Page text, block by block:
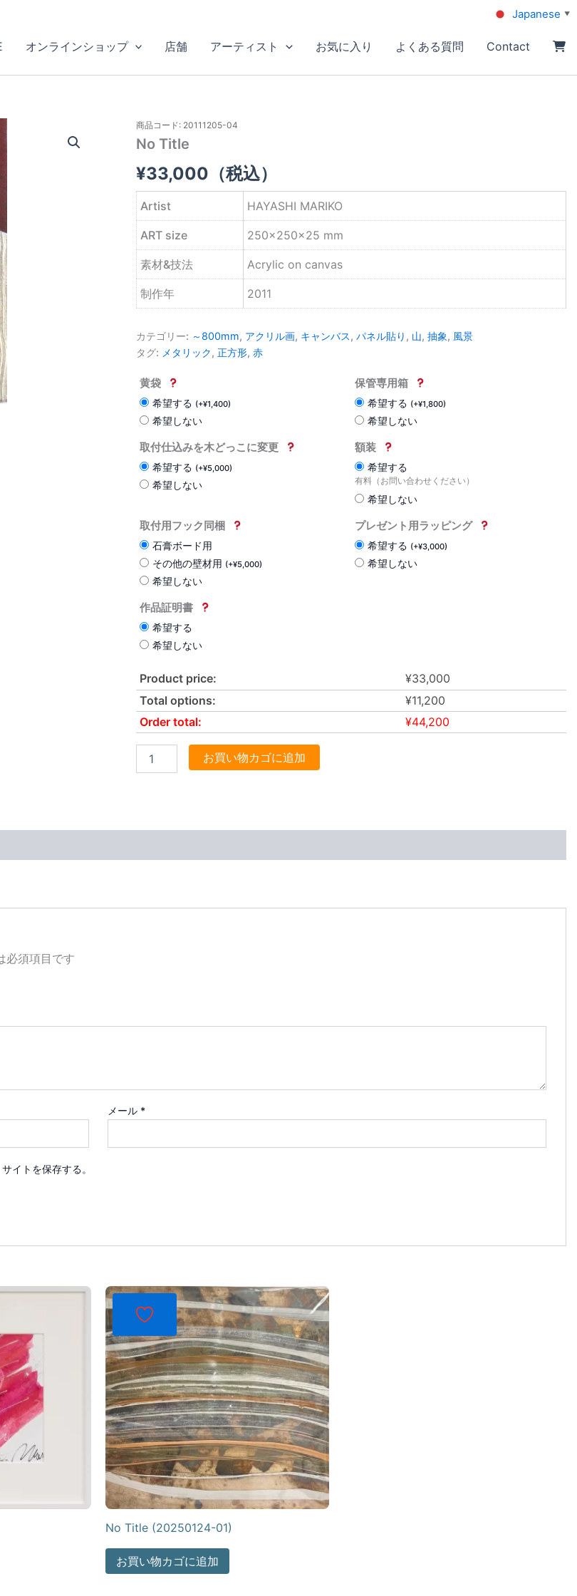
オンラインショップ 店舗 アーティスト お気に入り よくある質問 Contact
商品コード: 20111205-04
No Title
¥33,000 （税込）
Artist HAYASHI MARIKO
ART size 250×250×25 mm
素材&技法 Acrylic on canvas
制作年 2011
カテゴリー: ～800mm, アクリル画, キャンバス, パネル貼り , 山, 抽象, 風景
タグ: メタリック, 正方形, 赤
黄袋
希望する (+¥1,400)
希望しない
保管専用箱
希望する (+¥1,800)
希望しない
取付仕込みを木どっこに変更
希望する (+¥5,000)
希望しない
額装
希望する
有料（お問い合わせください）
希望しない
取付用フック同梱
石膏ボード用
その他の壁材用 (+¥5,000)
希望しない
プレゼント用ラッピング
希望する (+¥3,000)
希望しない
作品証明書
希望する
希望しない
Product price: ¥33,000
Total options:
¥11,200
Order total:
¥44,200
お買い物カゴに追加
必須項目です
メール *
イトを保存する。
No Title (20250124-01)
お買い物カゴに追加
Japanese ▼